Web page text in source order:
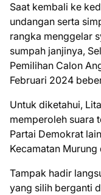
Saat kembali ke
undangan serta
rangka menggelar
sumpah janjinya,
Pemilihan Calon
Februari 2024
Untuk diketahui,
memperoleh suara
Partai Demokrat
Kecamatan Murung
Tampak hadir
yang silih berganti